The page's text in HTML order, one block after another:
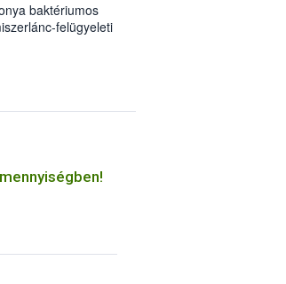
baktériumos
felügyeleti
valamint a
betegség
ne ültessünk